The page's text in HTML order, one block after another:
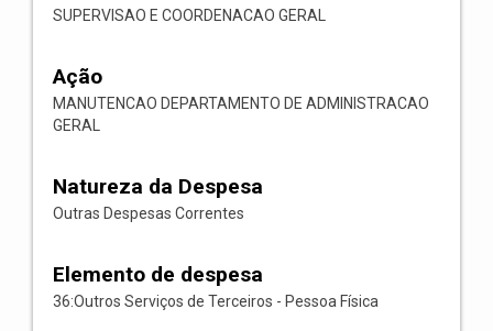
SUPERVISAO E COORDENACAO GERAL
Ação
MANUTENCAO DEPARTAMENTO DE ADMINISTRACAO
GERAL
Natureza da Despesa
Outras Despesas Correntes
Elemento de despesa
36:Outros Serviços de Terceiros - Pessoa Física